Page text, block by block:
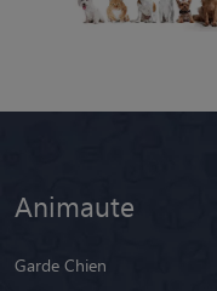
Animaute
Garde Chien